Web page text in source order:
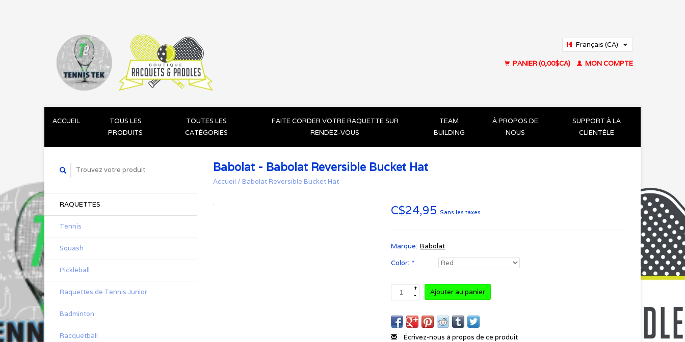
Français (CA)
PANIER (0,00$CA)
MON COMPTE
ACCUEIL
TOUS LES
PRODUITS
TOUTES LES
CATÉGORIES
FAITE CORDER VOTRE RAQUETTE SUR
RENDEZ-VOUS
TEAM
BUILDING
À PROPOS DE
NOUS
SUPPORT À LA
CLIENTÈLE
RAQUETTES
Tennis
Squash
Pickleball
Raquettes de Tennis Junior
Badminton
Racquetball
Babolat - Babolat Reversible Bucket Hat
Accueil / Babolat Reversible Bucket Hat
C$24,95 Sans les taxes
Marque: Babolat
Color: *
+
-
Ajouter au panier
Écrivez-nous à propos de ce produit